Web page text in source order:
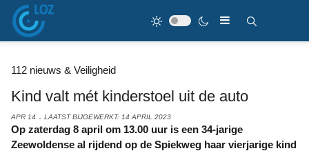
112 nieuws & Veiligheid
Kind valt mét kinderstoel uit de auto
APR 14 LAATST BIJGEWERKT: 14 APRIL 2023
Op zaterdag 8 april om 13.00 uur is een 34-jarige
Zeewoldense al rijdend op de Spiekweg haar vierjarige kind